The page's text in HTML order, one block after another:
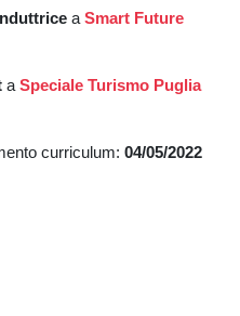
a Smart Future
a Speciale Turismo Puglia
curriculum: 04/05/2022